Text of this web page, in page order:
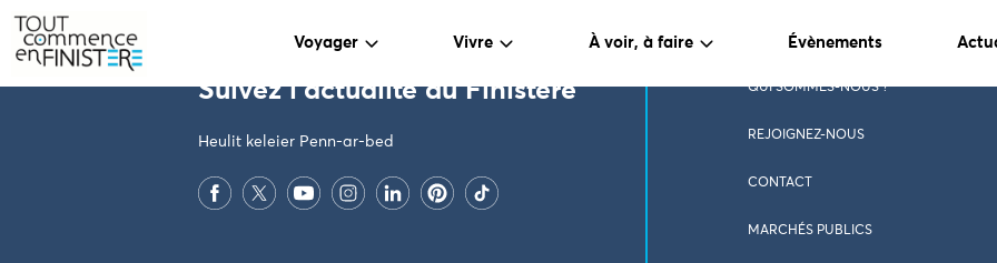
Voyager Vivre À voir, à faire Évènements
Suivez l'actualité du Finistère
Heulit keleier Penn-ar-bed
QUI SOMMES-NOUS ?
REJOIGNEZ-NOUS
CONTACT
MARCHÉS PUBLICS